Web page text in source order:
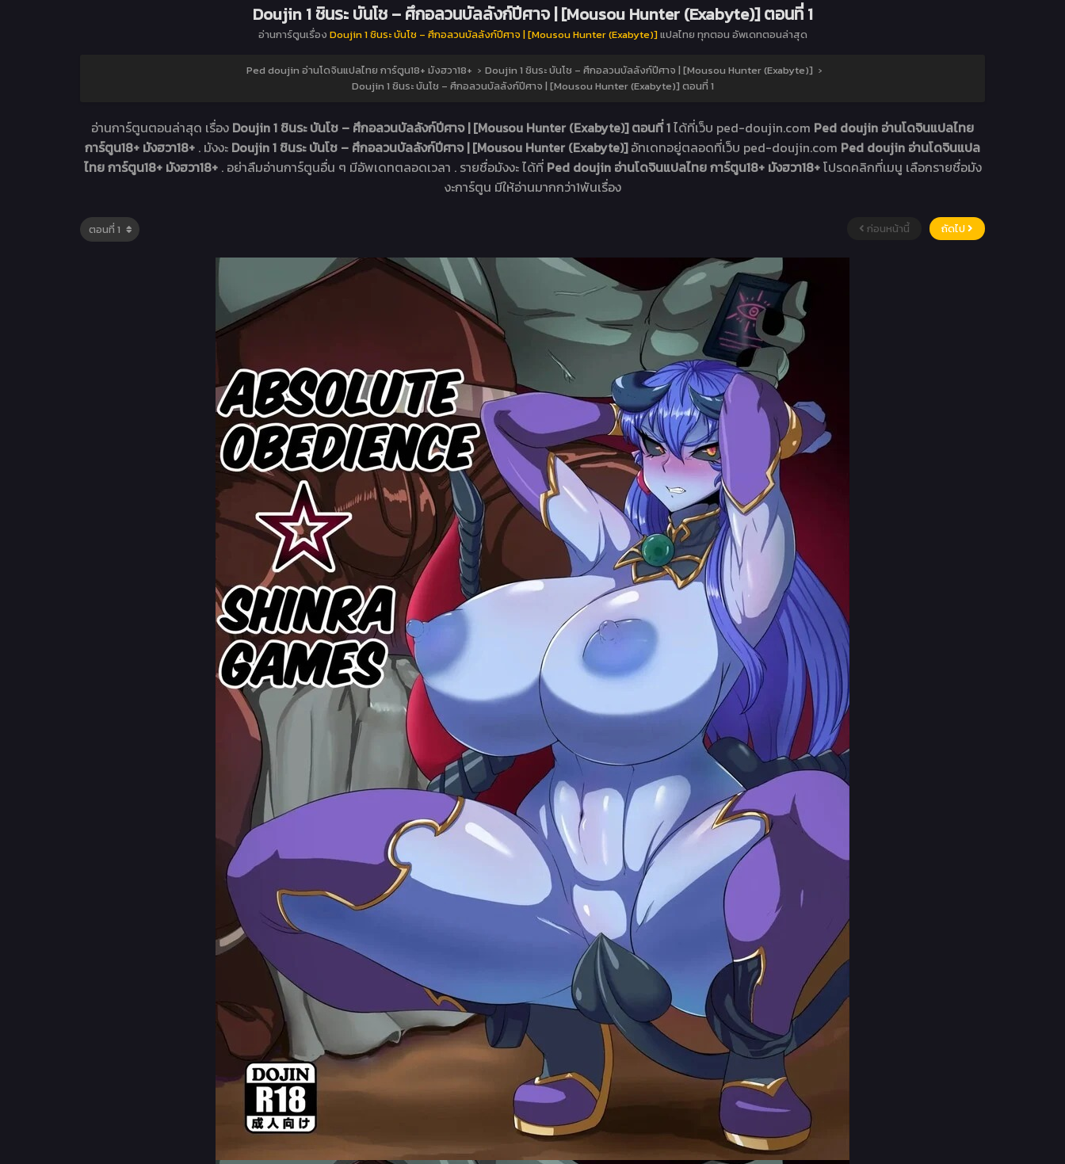
Doujin 1 ชินระ บันโช – ศึกอลวนบัลลังก์ปีศาจ | [Mousou Hunter (Exabyte)] ตอนที่ 1
อ่านการ์ตูนเรื่อง Doujin 1 ชินระ บันโช – ศึกอลวนบัลลังก์ปีศาจ | [Mousou Hunter (Exabyte)]แปลไทย ทุกตอน อัพเดทตอนล่าสุด
Ped doujin อ่านโดจินแปลไทย การ์ตูน18+ มังฮวา18+ › Doujin 1 ชินระ บันโช – ศึกอลวนบัลลังก์ปีศาจ | [Mousou Hunter (Exabyte)] ›
Doujin 1 ชินระ บันโช – ศึกอลวนบัลลังก์ปีศาจ | [Mousou Hunter (Exabyte)] ตอนที่ 1
อ่านการ์ตูนตอนล่าสุด เรื่อง Doujin 1 ชินระ บันโช – ศึกอลวนบัลลังก์ปีศาจ | [Mousou Hunter (Exabyte)] ตอนที่ 1ได้ที่เว็บ ped-doujin.com Ped doujin อ่านโดจินแปลไทย
การ์ตูน18+ มังฮวา18+ . มังงะ Doujin 1 ชินระ บันโช – ศึกอลวนบัลลังก์ปีศาจ | [Mousou Hunter (Exabyte)]อัทเดทอยู่ตลอดที่เว็บ ped-doujin.com Ped doujin อ่านโดจินแปล
ไทย การ์ตูน18+ มังฮวา18+ . อย่าลืมอ่านการ์ตูนอื่น ๆ มีอัพเดทตลอดเวลา . รายชื่อมังงะ ได้ที่ Ped doujin อ่านโดจินแปลไทย การ์ตูน18+ มังฮวา18+โปรดคลิกที่เมนู เลือกรายชื่อมัง
งะการ์ตูน มีให้อ่านมากกว่า1พันเรื่อง
ก่อนหน้านี้ ถัดไป